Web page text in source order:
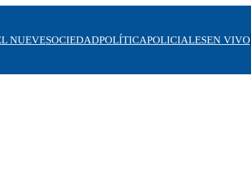
NUEVESOCIEDADPOLÍTICAPOLICIALESEN VIVO